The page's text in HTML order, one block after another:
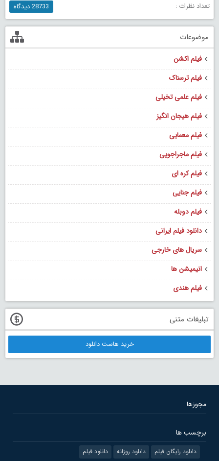
تعداد نظرات :
28733 دیدگاه
موضوعات
فیلم اکشن
فیلم ترسناک
فیلم علمی تخیلی
فیلم هیجان انگیز
فیلم معمایی
فیلم ماجراجویی
فیلم کره ای
فیلم جنایی
فیلم دوبله
دانلود فیلم ایرانی
سریال های خارجی
انیمیشن ها
فیلم هندی
تبلیغات متنی
خرید هاست دانلود
مجوزها
برچسب ها
دانلود رایگان فیلم دانلود روزانه دانلود فیلم